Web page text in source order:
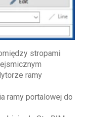
stropami
ramy
ramy portalowej do